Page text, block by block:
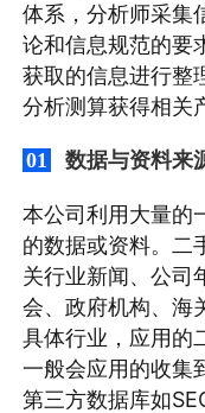
体系，分析师采集
论和信息规范的要
获取的信息进行整
分析测算获得相关
01 数据与资料来
本公司利用大量的
的数据或资料。二
关行业新闻、公司
会、政府机构、海
具体行业，应用的
一般会应用的收集
第三方数据库如